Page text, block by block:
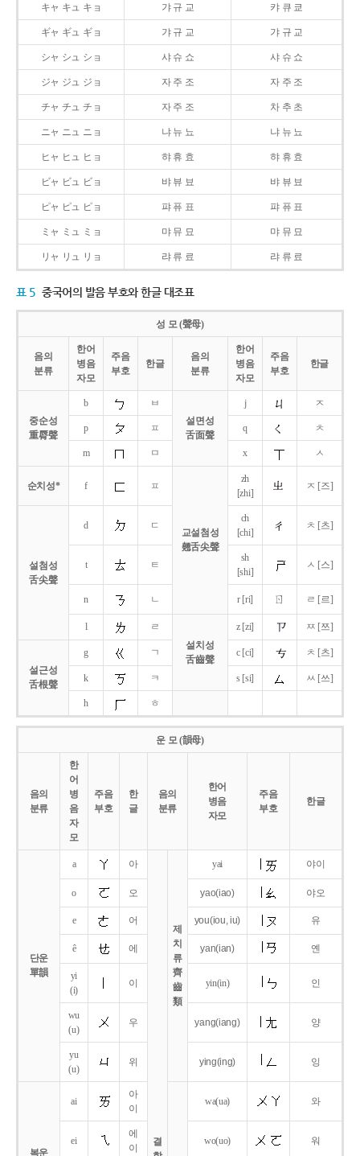
キャ キュ キョ 갸 규 교 캬 큐 쿄
ギャ ギュ ギョ 갸 규 교 갸 규 교
シャ シュ ショ 샤 슈 쇼 샤 슈 쇼
ジャ ジュ ジョ 자 주 조 자 주 조
チャ チュ チョ 자 주 조 차 추 초
ニャ ニュ ニョ 냐 뉴 뇨 냐 뉴 뇨
ヒャ ヒュ ヒョ 햐 휴 효 햐 휴 효
ビャ ビュ ビョ 뱌 뷰 뵤 뱌 뷰 뵤
ピャ ピュ ピョ 퍄 퓨 표 퍄 퓨 표
ミャ ミュ ミョ 먀 뮤 묘 먀 뮤 묘
リャ リュ リョ 랴 류 료 랴 류 료
표 5 중국어의 발음 부호와 한글 대조표
성 모 (聲母)
음의
분류
한어
병음
자모
주음
부호
한글
음의
분류
한어
병음
자모
주음
부호
한글
중순성
重脣聲
b
ㅂ
설면성
舌面聲
j ㅈ
p ㅍ q ㅊ
m ㅁ x ㅅ
순치성* f ㅍ
교설첨성
翹舌尖聲
zh
[zhi]
ㅈ [즈]
설첨성
舌尖聲
d ㄷ
ch
[chi]
ㅊ [츠]
t ㅌ
sh
[shi]
ㅅ [스]
n ㄴ r [ri] ㄖ ㄹ [르]
l
ㄹ
설치성
舌齒聲
z [zi] ㅉ [쯔]
설근성
舌根聲
g ㄱ c [ci] ㅊ [츠]
k ㅋ s [si] ㅆ [쓰]
h ㅎ
운 모 (韻母)
음의
분류
한
어
병
음
자
모
주음
부호
한
글
음의
분류
한어
병음
자모
주음
부호
한글
단운
單韻
a 아
결
제
치
류
齊
齒
類
yai 야이
o 오 yao(iao) 야오
e 어 you(iou,iu) 유
ê 에 yan(ian) 옌
yi
(i)
이 yin(in) 인
wu
(u)
우 yang(iang) 양
yu
(u)
위 ying(ing) 잉
복운
ai
아
이
wa(ua) 와
ei
에
이
wo(uo) 워